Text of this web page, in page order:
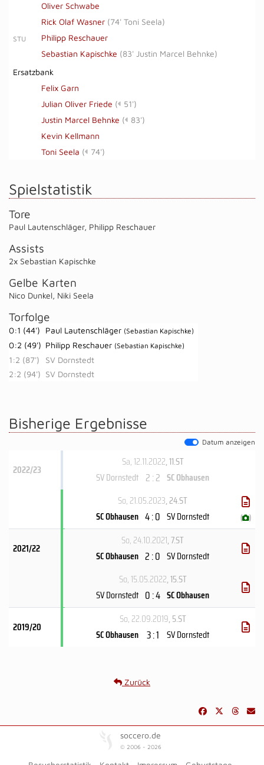
Oliver Schwabe
Rick Olaf Wasner (74' Toni Seela)
STU
Philipp Reschauer
Sebastian Kapischke (83' Justin Marcel Behnke)
Ersatzbank
Felix Garn
Julian Oliver Friede (
51')
Justin Marcel Behnke (
83')
Kevin Kellmann
Toni Seela ( 74')
Spielstatistik
Tore
Paul Lautenschläger, Philipp Reschauer
Assists
2x Sebastian Kapischke
Gelbe Karten
Nico Dunkel, Niki Seela
Torfolge
0:1 (44') Paul Lautenschläger (Sebastian Kapischke)
0:2 (49') Philipp Reschauer (Sebastian Kapischke)
1:2 (87')
SV Dornstedt
2:2 (94') SV Dornstedt
Bisherige Ergebnisse
Datum anzeigen
2022/23
Sa, 12.11.2022, 11.ST
SV Dornstedt 2 : 2 SC Obhausen
So, 21.05.2023, 24.ST
SC Obhausen 4 : 0 SV Dornstedt ( )
2021/22
So, 24.10.2021, 7.ST
SC Obhausen 2 : 0 SV Dornstedt
So, 15.05.2022, 15.ST
SV Dornstedt 0 : 4 SC Obhausen
2019/20
So, 22.09.2019, 5.ST
SC Obhausen 3 : 1 SV Dornstedt
Zurück
soccero.de
© 2006 - 2026